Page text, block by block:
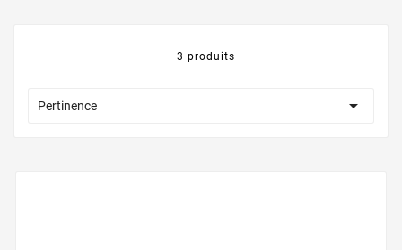
3 produits
Pertinence 